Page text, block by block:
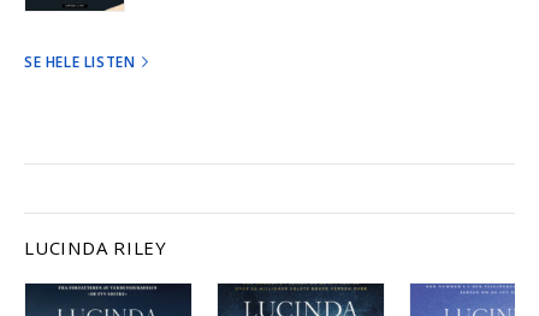
SE HELE LISTEN
LUCINDA RILEY